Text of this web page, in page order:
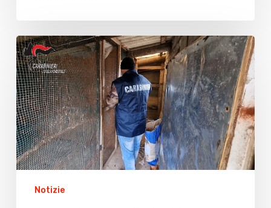
Eurospin
Scoperto
presunto
traffico
illecito
di
uccelli
da
richiamo.
Sei
denunciati
Notizie